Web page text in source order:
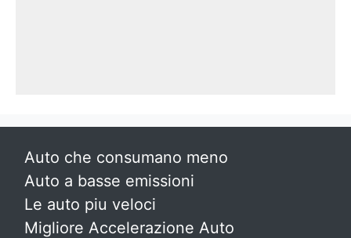
Auto che consumano meno
Auto a basse emissioni
Le auto piu veloci
Migliore Accelerazione Auto